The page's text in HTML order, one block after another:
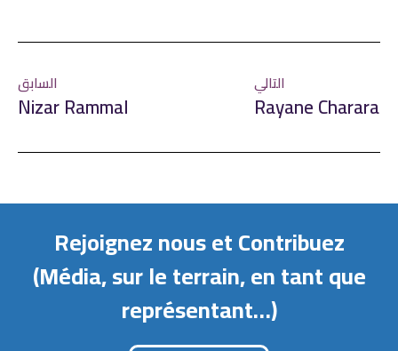
السابق
Nizar Rammal
التالي
Rayane Charara
Rejoignez nous et Contribuez
(Média, sur le terrain, en tant que
représentant…)